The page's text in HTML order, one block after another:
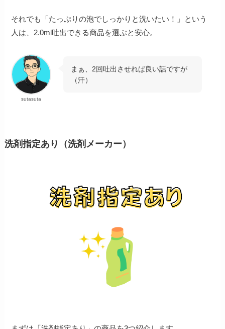
それでも「たっぷりの泡でしっかりと洗いたい！」という
人は、2.0ml吐出できる商品を選ぶと安心。
sutasuta
まぁ、2回吐出させれば良い話ですが
（汗）
洗剤指定あり（洗剤メーカー）